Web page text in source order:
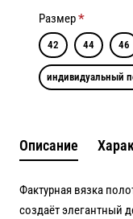
Размер
42 44 46
индивидуальный
Описание
Фактурная вязка
создаёт элегантный